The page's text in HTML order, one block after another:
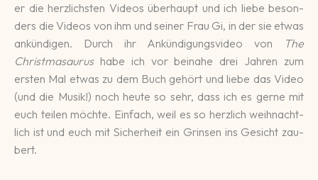
er die herz­lichsten Vi­deos über­haupt und ich lie­be be­son­
ders die Vi­deos von ihm und sei­ner Frau Gi, in der sie et­was
an­kün­digen. Durch ihr An­kün­digungs­vi­deo von
The
Christmasaurushabe ich vor bei­nahe drei Jah­ren zum
ersten Mal etwas zu dem Buch ge­hört und lie­be das Vi­deo
(und die Mu­sik!) noch heute so sehr, dass ich es gerne mit
euch tei­len möchte. Einfach, weil es so herzlich weih­nacht­
lich ist und euch mit Si­cher­heit ein Grin­sen ins Ge­sicht zau­
bert.